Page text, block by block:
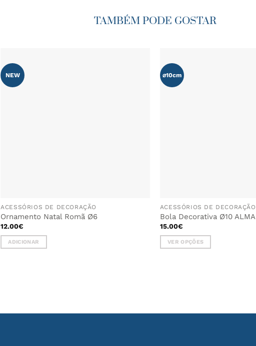
TAMBÉM PODE GOSTAR
NEW
ACESSÓRIOS DE DECORAÇÃO
Ornamento Natal Romã Ø6
12.00€
ADICIONAR
⌀10cm
ACESSÓRIOS DE DECORAÇÃO
Bola Decorativa Ø10 ALMA
15.00€
VER OPÇÕES